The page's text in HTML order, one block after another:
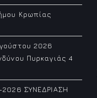
Κρωπίας
2026
Πυρκαγιάς 4
ΣΥΝΕΔΡΙΑΣΗ